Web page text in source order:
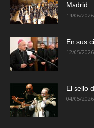
Madrid
14/06/2026
En sus
12/05/2026
El sello
04/05/2026